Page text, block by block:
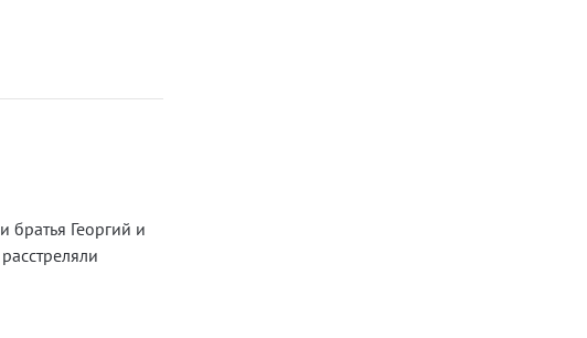
братья Георгий и